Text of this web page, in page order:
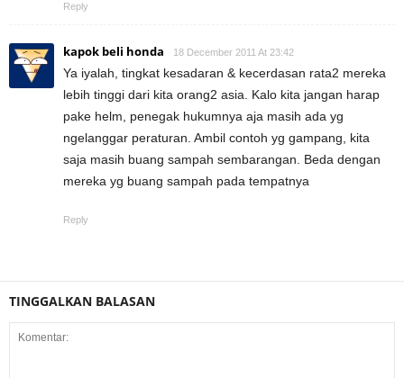
Reply
kapok beli honda 18 December 2011 At 23:42
Ya iyalah, tingkat kesadaran & kecerdasan rata2 mereka
lebih tinggi dari kita orang2 asia. Kalo kita jangan harap
pake helm, penegak hukumnya aja masih ada yg
ngelanggar peraturan. Ambil contoh yg gampang, kita
saja masih buang sampah sembarangan. Beda dengan
mereka yg buang sampah pada tempatnya
Reply
TINGGALKAN BALASAN